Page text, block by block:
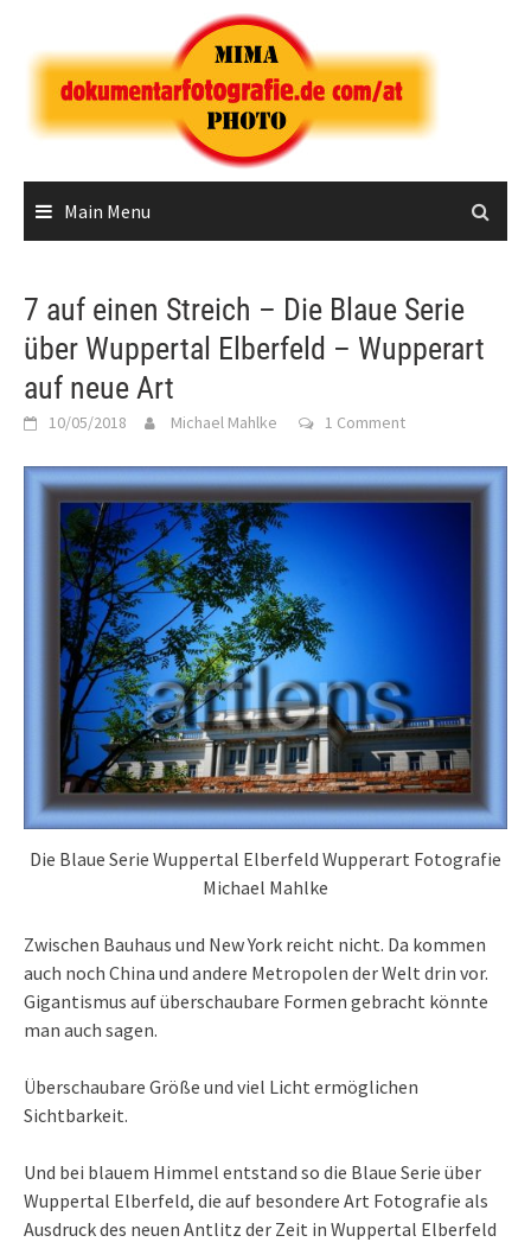
content
Main Menu
7 auf einen Streich – Die Blaue Serie
über Wuppertal Elberfeld – Wupperart
auf neue Art
10/05/2018 Michael Mahlke 1 Comment
Die Blaue Serie Wuppertal Elberfeld Wupperart Fotografie
Michael Mahlke
Zwischen Bauhaus und New York reicht nicht. Da kommen
auch noch China und andere Metropolen der Welt drin vor.
Gigantismus auf überschaubare Formen gebracht könnte
man auch sagen.
Überschaubare Größe und viel Licht ermöglichen
Sichtbarkeit.
Und bei blauem Himmel entstand so die Blaue Serie über
Wuppertal Elberfeld, die auf besondere Art Fotografie als
Ausdruck des neuen Antlitz der Zeit in Wuppertal Elberfeld